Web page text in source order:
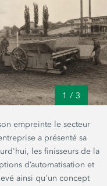
1 / 3
empreinte le secteur
a présenté sa
les finisseurs de la
d’automatisation et
ainsi qu'un concept